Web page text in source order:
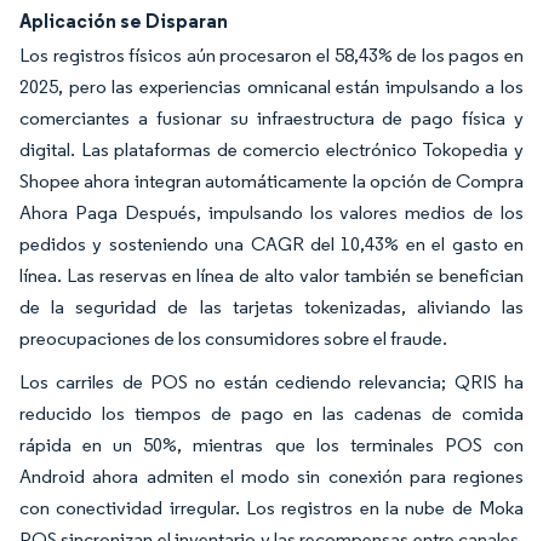
Aplicación se Disparan
Los registros físicos aún procesaron el 58,43% de los pagos en
2025, pero las experiencias omnicanal están impulsando a los
comerciantes a fusionar su infraestructura de pago física y
digital. Las plataformas de comercio electrónico Tokopedia y
Shopee ahora integran automáticamente la opción de Compra
Ahora Paga Después, impulsando los valores medios de los
pedidos y sosteniendo una CAGR del 10,43% en el gasto en
línea. Las reservas en línea de alto valor también se benefician
de la seguridad de las tarjetas tokenizadas, aliviando las
preocupaciones de los consumidores sobre el fraude.
Los carriles de POS no están cediendo relevancia; QRIS ha
reducido los tiempos de pago en las cadenas de comida
rápida en un 50%, mientras que los terminales POS con
Android ahora admiten el modo sin conexión para regiones
con conectividad irregular. Los registros en la nube de Moka